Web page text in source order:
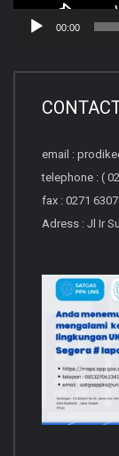
00:00
email :
telephone : (
fax : 0271
Adress : Jl Ir